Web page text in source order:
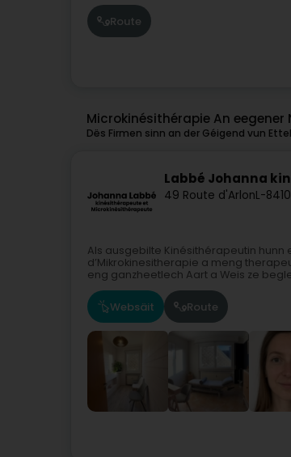
Route
Microkinésithérapie An
Dës Firmen sinn an der Géigend vun
Labbé Johanna
49 Route d'ArlonL-8410
Als ausgebilte Kinésithérapeutin
d’Mikrokinesitherapie a meng
eng ganzheetlech Aart a Weis ze
Websäit Route